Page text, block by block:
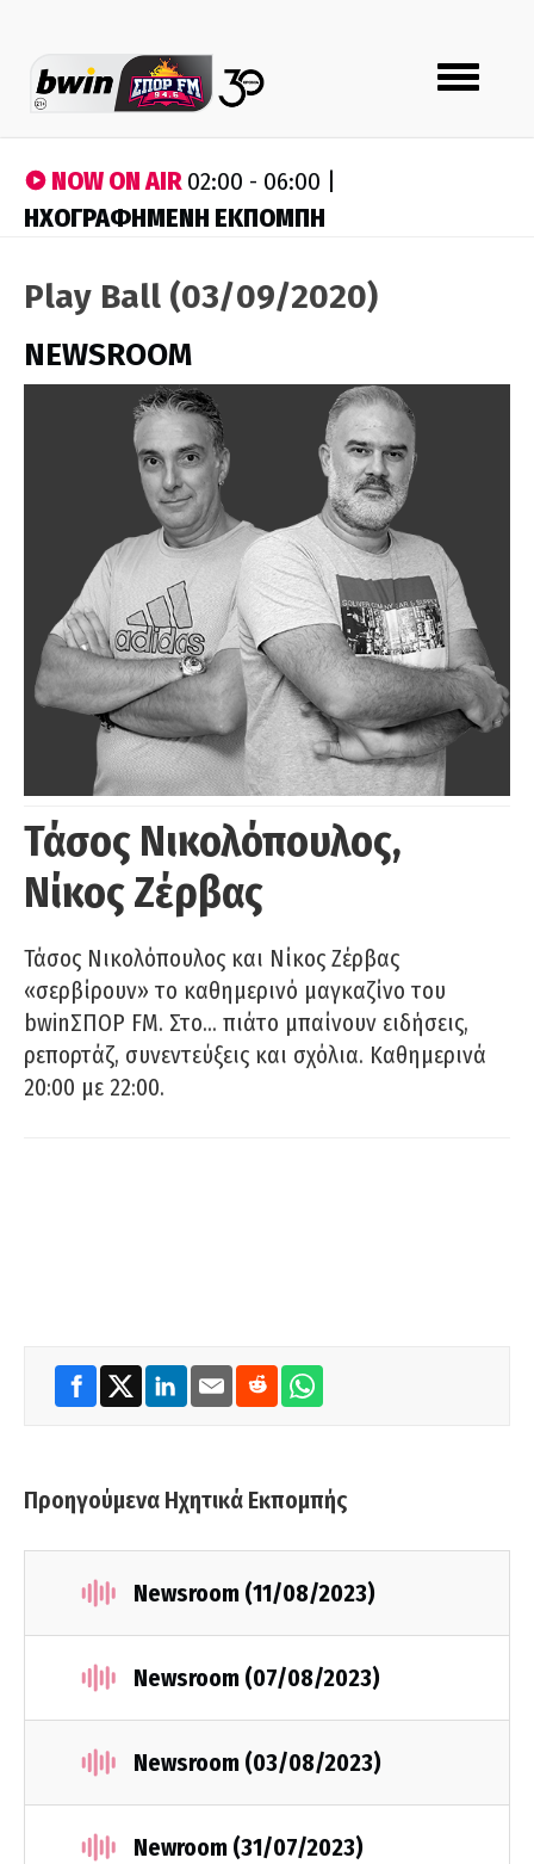
Toggle
navigation
NOW ON AIR02:00 - 06:00 |
ΗΧΟΓΡΑΦΗΜΕΝΗ ΕΚΠΟΜΠΗ
Play Ball (03/09/2020)
NEWSROOM
Τάσος Νικολόπουλος,
Νίκος Ζέρβας
Τάσος Νικολόπουλος και Νίκος Ζέρβας
«σερβίρουν» το καθημερινό μαγκαζίνο του
bwinΣΠΟΡ FM. Στο… πιάτο μπαίνουν ειδήσεις,
ρεπορτάζ, συνεντεύξεις και σχόλια. Καθημερινά
20:00 με 22:00.
Προηγούμενα Ηχητικά Εκπομπής
Newsroom (11/08/2023)
Newsroom (07/08/2023)
Newsroom (03/08/2023)
Newroom (31/07/2023)